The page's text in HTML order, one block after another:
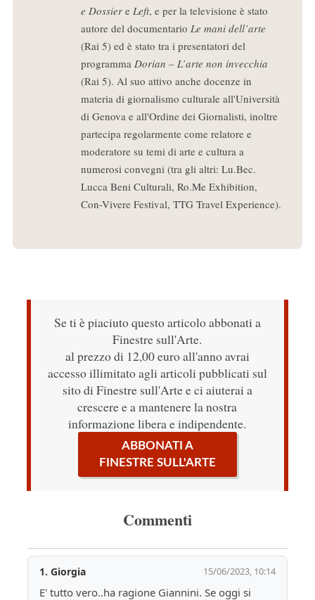
e Dossiere Left, e per la televisione è stato
autore del documentario Le mani dell’arte
(Rai 5) ed è stato tra i presentatori del
programma Dorian – L’arte non invecchia
(Rai 5). Al suo attivo anche docenze in
materia di giornalismo culturale all'Università
di Genova e all'Ordine dei Giornalisti, inoltre
partecipa regolarmente come relatore e
moderatore su temi di arte e cultura a
numerosi convegni (tra gli altri: Lu.Bec.
Lucca Beni Culturali, Ro.Me Exhibition,
Con-Vivere Festival, TTG Travel Experience).
Se ti è piaciuto questo articolo abbonati a
Finestre sull'Arte.
al prezzo di 12,00 euro all'anno avrai
accesso illimitato agli articoli pubblicati sul
sito di Finestre sull'Arte e ci aiuterai a
crescere e a mantenere la nostra
informazione libera e indipendente.
ABBONATI A
FINESTRE SULL'ARTE
Commenti
1. Giorgia 15/06/2023, 10:14
E' tutto vero..ha ragione Giannini. Se oggi si